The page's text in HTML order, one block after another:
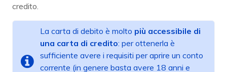
credito.
La carta di debito è molto più accessibile di
una carta di credito: per ottenerla è
sufficiente avere i requisiti per aprire un conto
corrente (in genere basta avere 18 anni e